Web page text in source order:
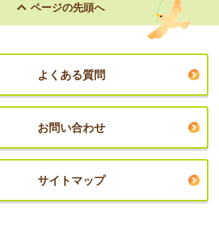
ページの先頭へ
よくある質問
お問い合わせ
サイトマップ